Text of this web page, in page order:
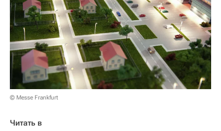
© Messe Frankfurt
Читать в